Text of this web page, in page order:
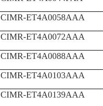
CIMR-ET4A0058AAA
CIMR-ET4A0072AAA
CIMR-ET4A0088AAA
CIMR-ET4A0103AAA
CIMR-ET4A0139AAA